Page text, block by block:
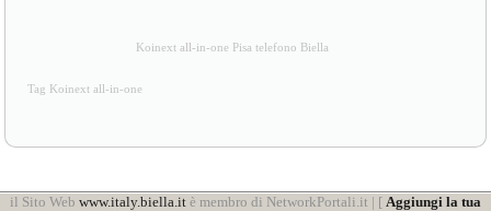
Koinext all-in-one Pisa telefono Biella
Tag Koinext all-in-one
il Sito Web www.italy.biella.it è membro di NetworkPortali.it | [ Aggiungi la tua